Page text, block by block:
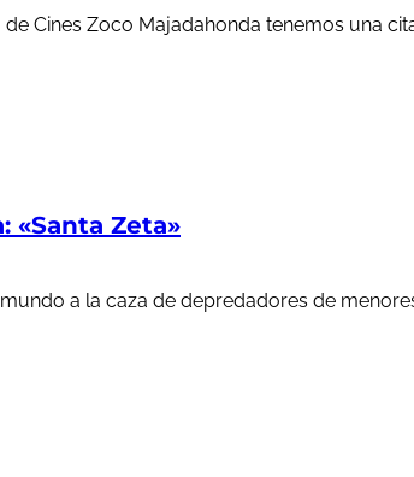
Cines Zoco Majadahonda tenemos una
«Santa Zeta»
a la caza de depredadores de